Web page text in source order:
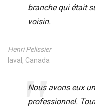
branche qui était
voisin.
Henri Pelissier
laval, Canada
Nous avons eux
professionnel.